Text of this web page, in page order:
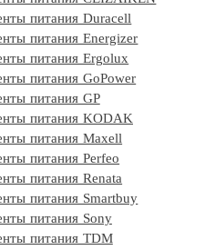
питания Duracell
питания Energizer
питания Ergolux
питания GoPower
питания GP
питания KODAK
питания Maxell
питания Perfeo
питания Renata
питания Smartbuy
питания Sony
питания TDM